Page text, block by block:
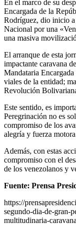
En el marco de su
Encargada de la
Rodríguez, dio inicio a
Nacional por una
una masiva
El arranque de esta
impactante caravana
Mandataria
viales de la entidad;
Revolución
Este sentido, es
Peregrinación no es
compromiso de los
alegría y fuerza
Además, con estas
compromiso con el
de los venezolanos y
Fuente: Prensa
https://
segundo-dia-de-gran-
multitudinaria-